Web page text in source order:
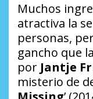
Muchos
atractiva la
personas,
gancho que
por Jantje
misterio de